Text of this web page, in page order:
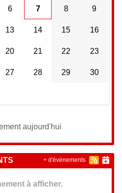
6 7 8 9
13 14 15 16
20 21 22 23
27 28 29 30
aujourd'hui
à afficher.
+ d'évènements